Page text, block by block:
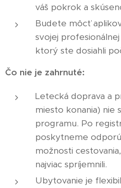
váš pokrok a
Budete môcť
svojej
ktorý ste dosiahli
Čo nie je zahrnuté:
Letecká doprava a
miesto konania) nie
programu. Po
poskytneme
možnosti
najviac spríjemnili.
Ubytovanie je